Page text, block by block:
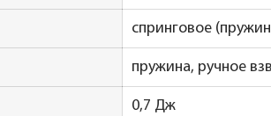
спринговое
пружина, ручное
0,7 Дж